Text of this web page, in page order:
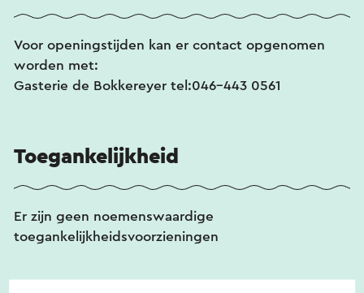
Voor openingstijden kan er contact opgenomen
worden met:
Gasterie de Bokkereyer tel:046-443 0561
Toegankelijkheid
Er zijn geen noemenswaardige
toegankelijkheidsvoorzieningen